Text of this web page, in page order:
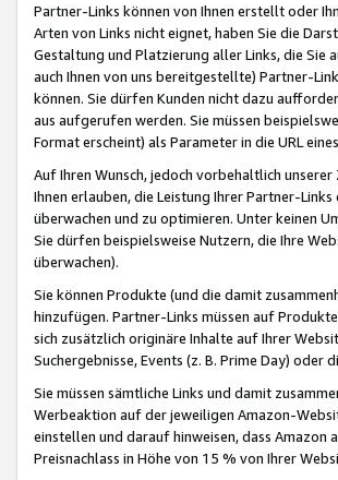
Partner-Links können von Ihnen erstellt oder
Arten von Links nicht eignet, haben Sie die
Gestaltung und Platzierung aller Links, die
auch Ihnen von uns bereitgestellte) Partner-
können. Sie dürfen Kunden nicht dazu
aus aufgerufen werden. Sie müssen
Format erscheint) als Parameter in die URL
Auf Ihren Wunsch, jedoch vorbehaltlich
Ihnen erlauben, die Leistung Ihrer Partner-
überwachen und zu optimieren. Unter keinen
Sie dürfen beispielsweise Nutzern, die Ihre
überwachen).
Sie können Produkte (und die damit
hinzufügen. Partner-Links müssen auf
sich zusätzlich originäre Inhalte auf Ihrer
Suchergebnisse, Events (z. B. Prime Day)
Sie müssen sämtliche Links und damit
Werbeaktion auf der jeweiligen Amazon-
einstellen und darauf hinweisen, dass Amazon
Preisnachlass in Höhe von 15 % von Ihrer